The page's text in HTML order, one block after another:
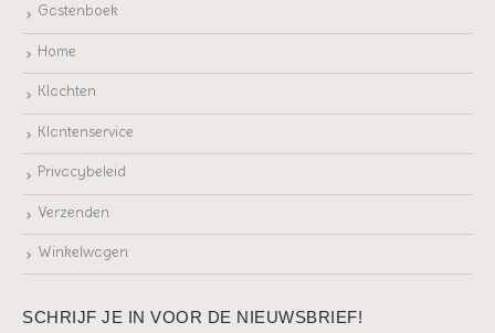
Gastenboek
Home
Klachten
Klantenservice
Privacybeleid
Verzenden
Winkelwagen
SCHRIJF JE IN VOOR DE NIEUWSBRIEF!